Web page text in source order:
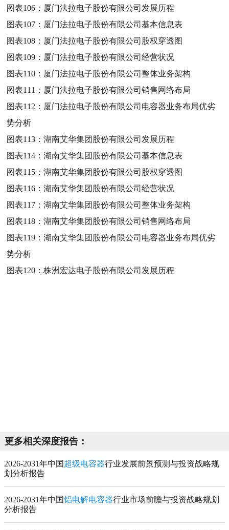
图表106： 厦门法拉电子股份有限公司发展历程
图表107： 厦门法拉电子股份有限公司基本信息表
图表108： 厦门法拉电子股份有限公司股权穿透图
图表109： 厦门法拉电子股份有限公司经营状况
图表110： 厦门法拉电子股份有限公司整体业务架构
图表111： 厦门法拉电子股份有限公司销售网络布局
图表112： 厦门法拉电子股份有限公司电容器业务布局优劣
势分析
图表113：湖南艾华集团股份有限公司发展历程
图表114：湖南艾华集团股份有限公司基本信息表
图表115：湖南艾华集团股份有限公司股权穿透图
图表116：湖南艾华集团股份有限公司经营状况
图表117：湖南艾华集团股份有限公司整体业务架构
图表118：湖南艾华集团股份有限公司销售网络布局
图表119：湖南艾华集团股份有限公司电容器业务布局优劣
势分析
图表120：株洲宏达电子股份有限公司发展历程
更多相关深度报告：
2026-2031年中国 超级电容器行业发展前景预测与投资战略规
划分析报告
2026-2031年中国铝电解电容器行业市场前瞻与投资战略规划
分析报告